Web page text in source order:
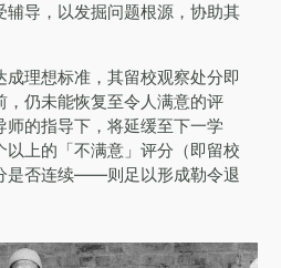
辅导，以发掘问题根源，协助其
理想标准，其留校观察处分即
，仍未能恢复至令人满意的评
的指导下，将延缓至下一学
上的「不满意」评分（即留校
否连续——则足以形成勒令退